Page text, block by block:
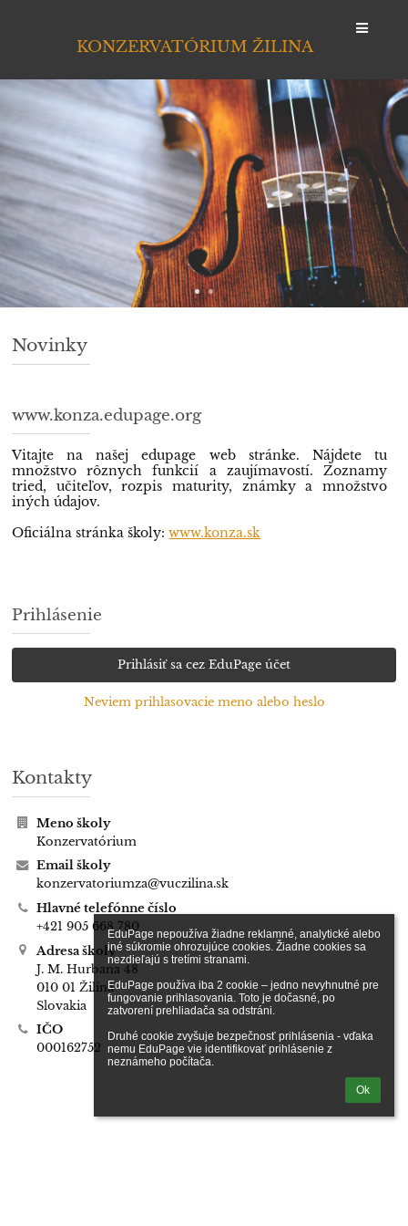
EduPage nepoužíva žiadne reklamné, analytické alebo
iné súkromie ohrozujúce cookies. Žiadne cookies sa
nezdieľajú s tretími stranami.
EduPage používa iba 2 cookie – jedno nevyhnutné pre
fungovanie prihlasovania. Toto je dočasné, po
zatvorení prehliadača sa odstráni.
Druhé cookie zvyšuje bezpečnosť prihlásenia - vďaka
nemu EduPage vie identifikovať prihlásenie z
neznámeho počítača.
Ok
KONZERVATÓRIUM ŽILINA
Prihlásenie
Novinky
www.konza.edupage.org
Vitajte na našej edupage web stránke. Nájdete tu
množstvo rôznych funkcií a zaujímavostí. Zoznamy
tried, učiteľov, rozpis maturity, známky a množstvo
iných údajov.
Oficiálna stránka školy:www.konza.sk
Prihlásenie
Prihlásiť sa cez EduPage účet
Neviem prihlasovacie meno alebo heslo
Kontakty
Meno školy
Konzervatórium
Email školy
konzervatoriumza@vuczilina.sk
Hlavné telefónne číslo
+421 905 668 780
Adresa školy
J. M. Hurbana 48
010 01 Žilina
Slovakia
IČO
000162752